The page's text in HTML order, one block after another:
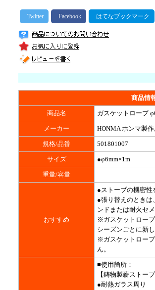
商品情
商品名 ガスケットロープ
メーカー HONMA ホンマ製
規格/品番 501801007
サイズ ●φ6mm×1m
重量/容量
おすすめ
●ストーブの機密性
●張り替えのときは
ンドまたは耐火セ
※ガスケットロー
シーズンごとに新
※ガスケットロー
ん。
■使用箇所：
【鋳物製薪ストーブ
●耐熱ガラス周り